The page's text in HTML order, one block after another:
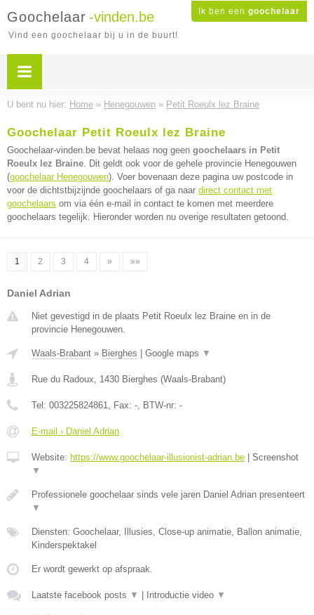
Ik ben een goochelaar
Goochelaar -vinden.be
Vind een goochelaar bij u in de buurt!
U bent nu hier: Home » Henegouwen » Petit Roeulx lez Braine
Goochelaar Petit Roeulx lez Braine
Goochelaar-vinden.be bevat helaas nog geen goochelaars in Petit
Roeulx lez Braine. Dit geldt ook voor de gehele provincie Henegouwen
(goochelaar Henegouwen). Voer bovenaan deze pagina uw postcode in
voor de dichtstbijzijnde goochelaars of ga naar direct contact met
goochelaars om via één e-mail in contact te komen met meerdere
goochelaars tegelijk. Hieronder worden nu overige resultaten getoond.
1 2 3 4 » »»
Daniel Adrian
Niet gevestigd in de plaats Petit Roeulx lez Braine en in de
provincie Henegouwen.
Waals-Brabant » Bierghes Google maps ▼
Rue du Radoux, 1430 Bierghes (Waals-Brabant)
Tel: 003225824861, Fax: -, BTW-nr: -
E-mail › Daniel Adrian
Website: https://www.goochelaar-illusionist-adrian.be
Screenshot
▼
Professionele goochelaar sinds vele jaren Daniel Adrian presenteert
▼
Diensten: Goochelaar, Illusies, Close-up animatie, Ballon animatie,
Kinderspektakel
Er wordt gewerkt op afspraak.
Laatste facebook posts ▼ Introductie video ▼